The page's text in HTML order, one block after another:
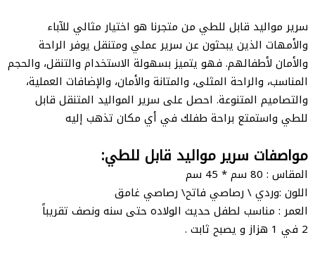
سرير مواليد قابل للطي من متجرنا هو اختيار مثالي للآباء
والأمهات الذين يبحثون عن سرير عملي ومتنقل يوفر الراحة
والأمان لأطفالهم. فهو يتميز بسهولة الاستخدام والتنقل، والحجم
المناسب، والراحة المثلى، والمتانة والأمان، والإضافات العملية،
والتصاميم المتنوعة. احصل على سرير المواليد المتنقل قابل
للطي واستمتع براحة طفلك في أي مكان تذهب إليه
مواصفات سرير مواليد قابل للطي:
المقاس : 80 سم * 45 سم
اللون :وردي \ رصاصي فاتح\ رصاصي غامق
العمر : مناسب لطفل حديث الولاده حتى سنه ونصف تقريباً
2 في 1 هزاز و يصبح ثابت .